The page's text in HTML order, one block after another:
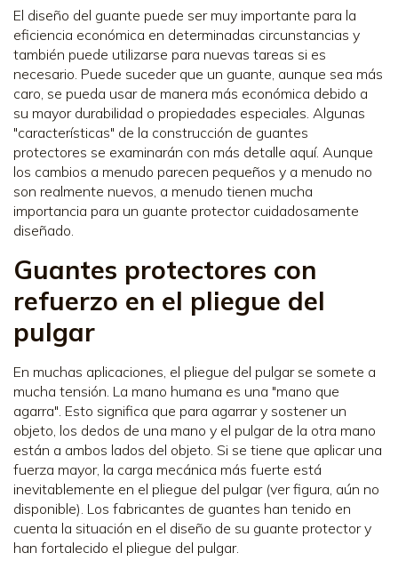
El diseño del guante puede ser muy importante para la
eficiencia económica en determinadas circunstancias y
también puede utilizarse para nuevas tareas si es
necesario. Puede suceder que un guante, aunque sea más
caro, se pueda usar de manera más económica debido a
su mayor durabilidad o propiedades especiales. Algunas
"características" de la construcción de guantes
protectores se examinarán con más detalle aquí. Aunque
los cambios a menudo parecen pequeños y a menudo no
son realmente nuevos, a menudo tienen mucha
importancia para un guante protector cuidadosamente
diseñado.
Guantes protectores con
refuerzo en el pliegue del
pulgar
En muchas aplicaciones, el pliegue del pulgar se somete a
mucha tensión. La mano humana es una "mano que
agarra". Esto significa que para agarrar y sostener un
objeto, los dedos de una mano y el pulgar de la otra mano
están a ambos lados del objeto. Si se tiene que aplicar una
fuerza mayor, la carga mecánica más fuerte está
inevitablemente en el pliegue del pulgar (ver figura, aún no
disponible). Los fabricantes de guantes han tenido en
cuenta la situación en el diseño de su guante protector y
han fortalecido el pliegue del pulgar.